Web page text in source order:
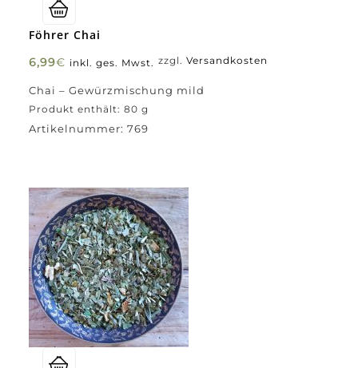
Föhrer Chai
6,99€ inkl. ges. Mwst.
Chai – Gewürzmischung mild
zzgl. Versandkosten
Produkt enthält: 80 g
Artikelnummer: 769